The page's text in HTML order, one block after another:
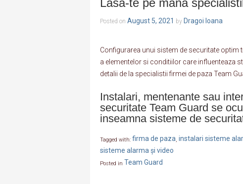
Lasa-te pe mana
Posted on August 5, 2021 by Dragoi Ioana
Configurarea unui sistem de securitate optim
a elementelor si conditiilor care influenteaza
detalii de la specialistii firmei de paza Team
Instalari, mentenante sau
securitate Team Guard se
inseamna sisteme de
Tagged with: firma de paza instalari sisteme
sisteme alarma și video
Posted in Team Guard